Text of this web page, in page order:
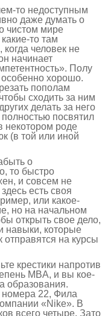
то недоступным
даже думать о
чистом мире
то там
человек не
начинает
Полу
хорошо.
пополам
сходить за ним
делать за него
посвятил
некотором роде
(в той или иной
о
то быстро
и совсем не
есть своя
или какое-
но на начальном
открыть свое дело,
навыки, которые
на курсы
крестики напротив
MBA, и вы кое-
образования.
номера 22, Фила
«Nike». В
всего четыре. Зато